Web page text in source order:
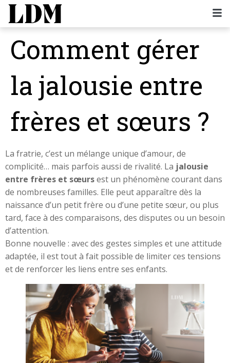
Comment gérer
la jalousie entre
frères et sœurs ?
La fratrie, c’est un mélange unique d’amour, de
complicité… mais parfois aussi de rivalité. La jalousie
entre frères et sœursest un phénomène courant dans
de nombreuses familles. Elle peut apparaître dès la
naissance d’un petit frère ou d’une petite sœur, ou plus
tard, face à des comparaisons, des disputes ou un besoin
d’attention.
Bonne nouvelle : avec des gestes simples et une attitude
adaptée, il est tout à fait possible de limiter ces tensions
et de renforcer les liens entre ses enfants.